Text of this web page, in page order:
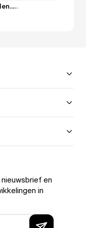
...
en
in